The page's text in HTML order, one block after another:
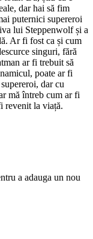
dar hai să fim
puternici supereroi
lui Steppenwolf și a
Ar fi fost ca și cum
singuri, fără
ar fi trebuit să
poate ar fi
dar cu
mă întreb cum ar fi
revenit la viață.
a adauga un nou